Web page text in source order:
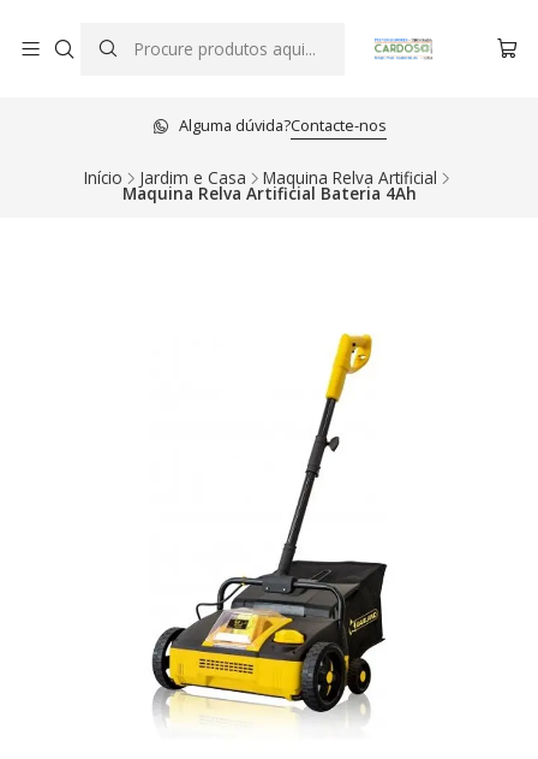
Alguma dúvida?Contacte-nos
Início Jardim e Casa Maquina Relva Artificial
Maquina Relva Artificial Bateria 4Ah